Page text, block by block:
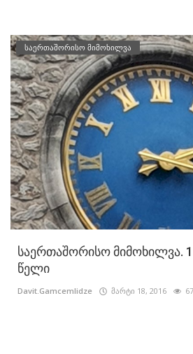
საერთაშორისო მიმოხილვა
საერთაშორისო მიმოხილვა.
წელი
Davit.Gamcemlidze მარტი 18, 2016